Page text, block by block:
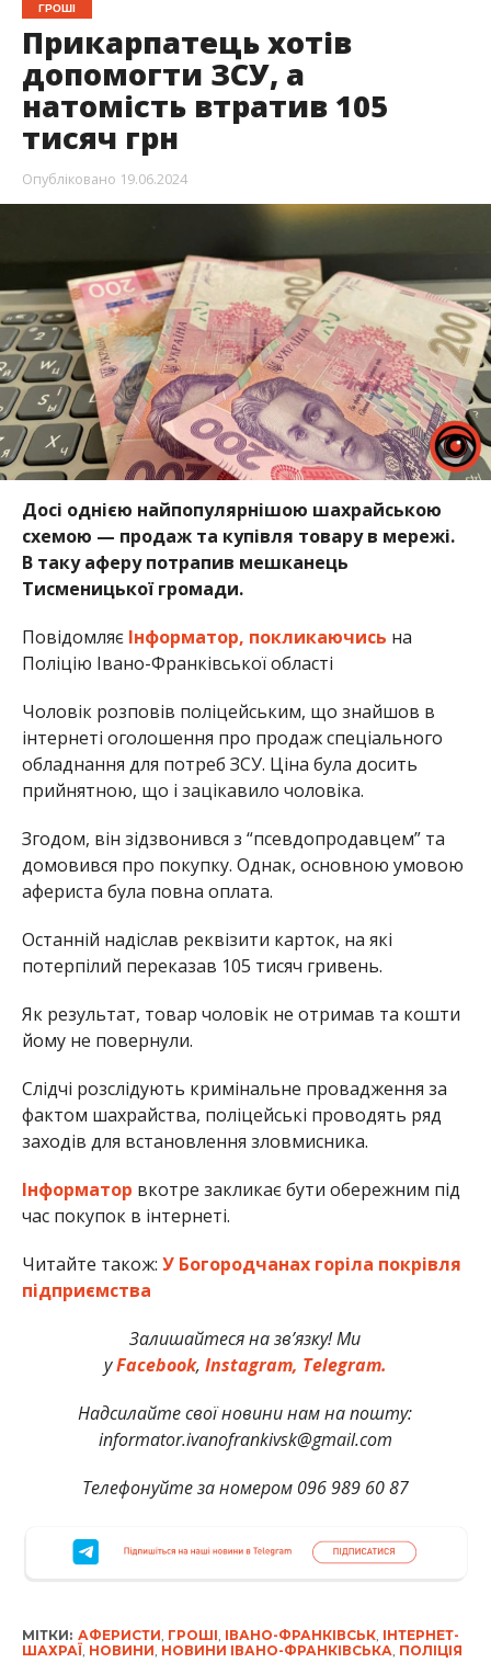
ГРОШІ
Прикарпатець хотів
допомогти ЗСУ, а
натомість втратив 105
тисяч грн
Опубліковано 19.06.2024
Досі однією найпопулярнішою шахрайською
схемою — продаж та купівля товару в мережі.
В таку аферу потрапив мешканець
Тисменицької громади.
Повідомляє Інформатор, покликаючись на
Поліцію Івано-Франківської області
Чоловік розповів поліцейським, що знайшов в
інтернеті оголошення про продаж спеціального
обладнання для потреб ЗСУ. Ціна була досить
прийнятною, що і зацікавило чоловіка.
Згодом, він зідзвонився з “псевдопродавцем” та
домовився про покупку. Однак, основною умовою
афериста була повна оплата.
Останній надіслав реквізити карток, на які
потерпілий переказав 105 тисяч гривень.
Як результат, товар чоловік не отримав та кошти
йому не повернули.
Слідчі розслідують кримінальне провадження за
фактом шахрайства, поліцейські проводять ряд
заходів для встановлення зловмисника.
Інформатор вкотре закликає бути обережним під
час покупок в інтернеті.
Читайте також: У Богородчанах горіла покрівля
підприємства
Залишайтеся на зв’язку! Ми
уFacebook, Instagram, Telegram.
Надсилайте свої новини нам на пошту:
informator.ivanofrankivsk@gmail.com
Телефонуйте за номером 096 989 60 87
МІТКИ: АФЕРИСТИ, ГРОШІ, ІВАНО-ФРАНКІВСЬК, ІНТЕРНЕТ-
ШАХРАЇ, НОВИНИ, НОВИНИ ІВАНО-ФРАНКІВСЬКА, ПОЛІЦІЯ